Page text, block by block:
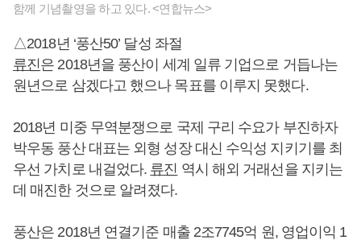
함께 기념촬영을 하고 있다. <연합뉴스>
△2018년 ‘풍산50’ 달성 좌절
류진은 2018년을 풍산이 세계 일류 기업으로 거듭나는
원년으로 삼겠다고 했으나 목표를 이루지 못했다.
2018년 미중 무역분쟁으로 국제 구리 수요가 부진하자
박우동 풍산 대표는 외형 성장 대신 수익성 지키기를 최
우선 가치로 내걸었다. 류진 역시 해외 거래선을 지키는
데 매진한 것으로 알려졌다.
풍산은 2018년 연결기준 매출 2조7745억 원, 영업이익 1